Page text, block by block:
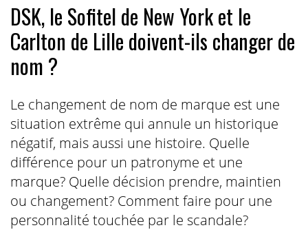
DSK, le Sofitel de New York et le
Carlton de Lille doivent-ils changer de
nom ?
Le changement de nom de marque est une
situation extrême qui annule un historique
négatif, mais aussi une histoire. Quelle
différence pour un patronyme et une
marque? Quelle décision prendre, maintien
ou changement? Comment faire pour une
personnalité touchée par le scandale?